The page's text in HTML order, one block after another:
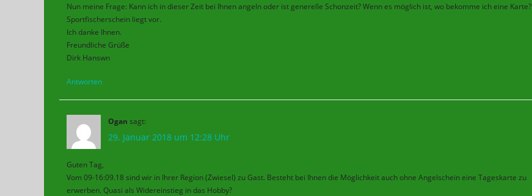
Nun meine Frage: Kann ich in dieser Zeit bei Ihnen angeln oder ist generelle Schonzeit? Wenn es möglich ist, wo bekomme ich eine Karte?
Sportfischerschein liegt vor.
Ich danke Ihnen.
Freundliche Grüße
Dirk Hanswn
Antworten
Ogan sagt:
29. Januar 2018 um 12:28 Uhr
Guten Tag,
Vom 09-16:09.18 sind wir in Ihrer Region (Zwiesel) zu Gast. Besteht bei Ihnen die Möglichkeit auch ohne Angelschein eine Tageskarte zu
erwerben. Quasi als Widereinstieg in das Hobby?